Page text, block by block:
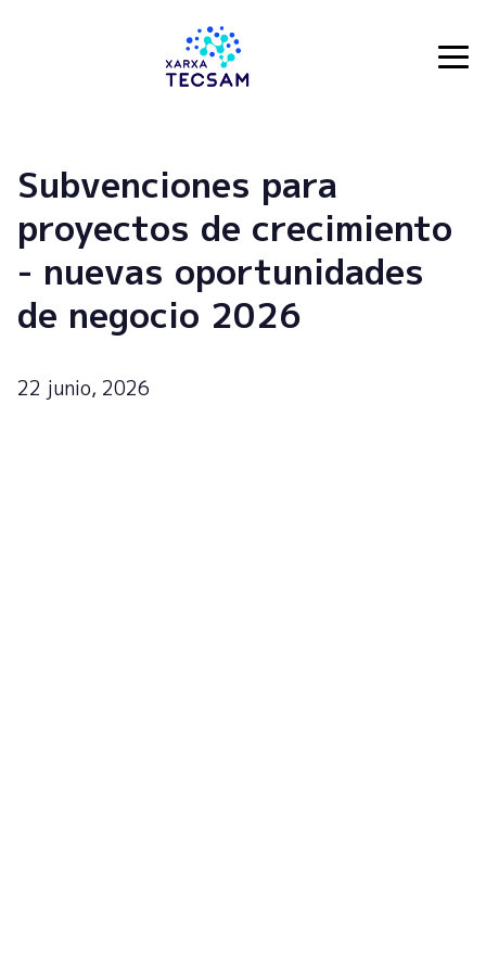
Subvenciones para
proyectos de crecimiento
- nuevas oportunidades
de negocio 2026
22 junio, 2026